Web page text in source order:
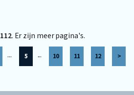
112. Er zijn meer pagina's.
... 5 ... 10 11 12 >